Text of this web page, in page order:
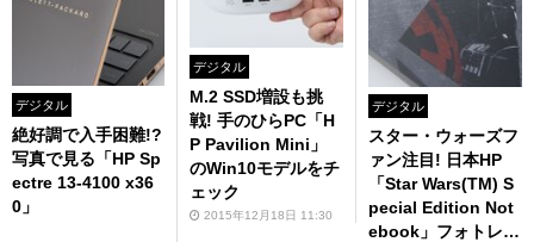
デジタル
絶好調で入手困難!?
写真で見る「HP Sp
ectre 13-4100 x36
0」
デジタル
M.2 SSD増設も挑
戦! 手のひらPC「H
P Pavilion Mini」
のWin10モデルをチ
ェック
2015年12月18日 11:30
デジタル
スター・ウォーズフ
ァン注目! 日本HP
「Star Wars(TM) S
pecial Edition Not
ebook」フォトレビ